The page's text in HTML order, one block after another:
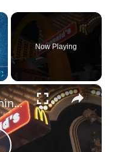
×
Fullscreen
Now Playing
×
McDonald’s Behind the Scenes: 5 Surprising Facts